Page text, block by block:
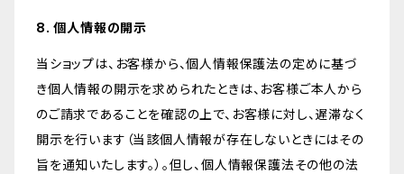
8. 個人情報の開示
当ショップは、お客様から、個人情報保護法の定めに基づ
き個人情報の開示を求められたときは、お客様ご本人から
のご請求であることを確認の上で、お客様に対し、遅滞なく
開示を行います（当該個人情報が存在しないときにはその
旨を通知いたします。）。但し、個人情報保護法その他の法